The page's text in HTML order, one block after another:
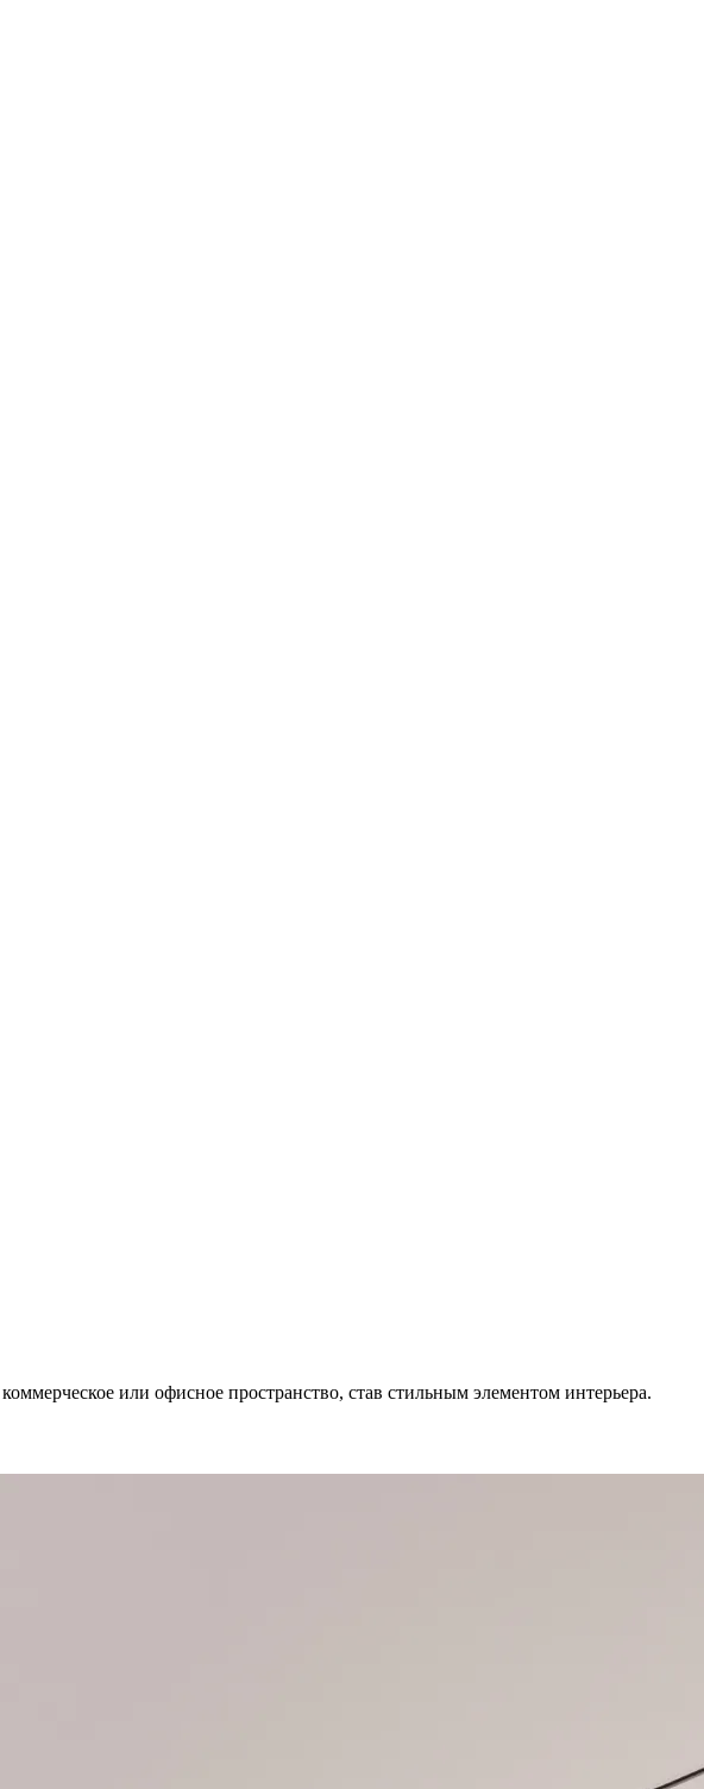
или офисное пространство, став стильным элементом интерьера.